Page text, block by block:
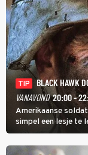
TIP
BLACK HAWK
VANAVOND 20:00 -
Amerikaanse
simpel een lesje te
verloopt in Black